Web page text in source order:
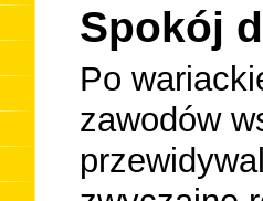
Spokój
Po
zawodów